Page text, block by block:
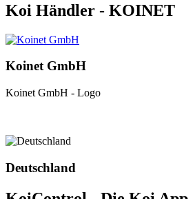
Koi Händler - KOINET
Koinet GmbH
Koinet GmbH - Logo
Deutschland